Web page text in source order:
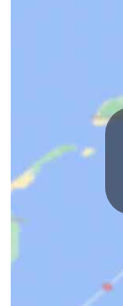
Reisebuchshop
Adressen
Region
Friesland
-
Leeuwarden
Watteninseln